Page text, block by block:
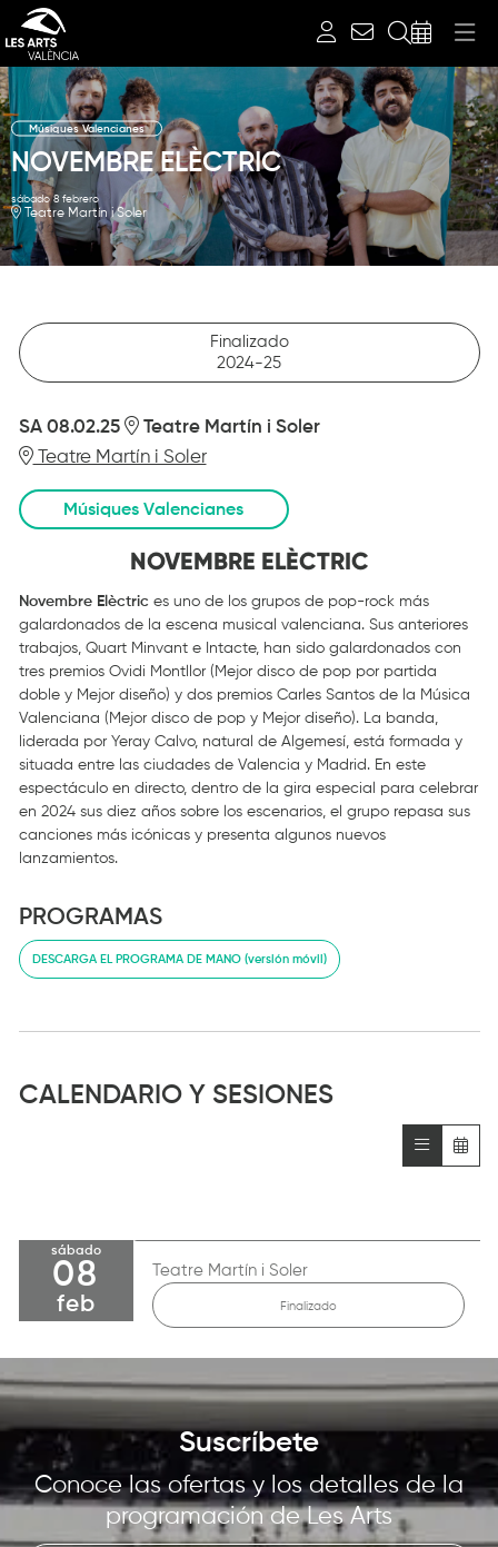
Músiques Valencianes
NOVEMBRE ELÈCTRIC
sábado 8 febrero
Teatre Martín i Soler
Finalizado
2024-25
SA 08.02.25
Teatre Martín i Soler
Teatre Martín i Soler
Músiques Valencianes
NOVEMBRE ELÈCTRIC
Novembre Elèctric es uno de los grupos de pop-rock más
galardonados de la escena musical valenciana. Sus anteriores
trabajos, Quart Minvant e Intacte, han sido galardonados con
tres premios Ovidi Montllor (Mejor disco de pop por partida
doble y Mejor diseño) y dos premios Carles Santos de la Música
Valenciana (Mejor disco de pop y Mejor diseño). La banda,
liderada por Yeray Calvo, natural de Algemesí, está formada y
situada entre las ciudades de Valencia y Madrid. En este
espectáculo en directo, dentro de la gira especial para celebrar
en 2024 sus diez años sobre los escenarios, el grupo repasa sus
canciones más icónicas y presenta algunos nuevos
lanzamientos.
PROGRAMAS
DESCARGA EL PROGRAMA DE MANO (versión móvil)
CALENDARIO Y SESIONES
sábado
08
feb
Teatre Martín i Soler
Finalizado
Suscríbete
Conoce las ofertas y los detalles de la
programación de Les Arts